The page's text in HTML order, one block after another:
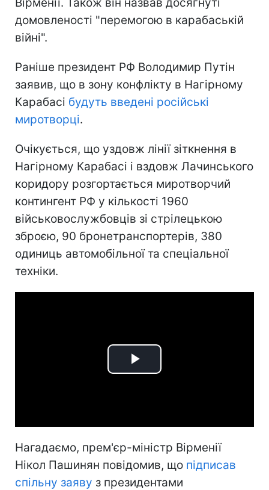
домовленості "перемогою в карабаській
війні".
Раніше президент РФ Володимир Путін
заявив, що в зону конфлікту в Нагірному
Карабасі будуть введені російські
миротворці.
Очікується, що уздовж лінії зіткнення в
Нагірному Карабасі і вздовж Лачинського
коридору розгортається миротворчий
контингент РФ у кількості 1960
військовослужбовців зі стрілецькою
зброєю, 90 бронетранспортерів, 380
одиниць автомобільної та спеціальної
техніки.
Play
Нагадаємо, прем'єр-міністр Вірменії
Нікол Пашинян повідомив, що підписав
спільну заяву з президентами